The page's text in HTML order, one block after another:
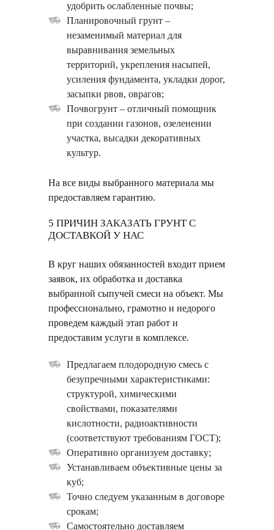
удобрить ослабленные почвы;
Планировочный грунт –
незаменимый материал для
выравнивания земельных
территорий, укрепления насыпей,
усиления фундамента, укладки дорог,
засыпки рвов, оврагов;
Почвогрунт – отличный помощник
при создании газонов, озеленении
участка, высадки декоративных
культур.
На все виды выбранного материала мы
предоставляем гарантию.
5 ПРИЧИН ЗАКАЗАТЬ ГРУНТ С
ДОСТАВКОЙ У НАС
В круг наших обязанностей входит прием
заявок, их обработка и доставка
выбранной сыпучей смеси на объект. Мы
профессионально, грамотно и недорого
проведем каждый этап работ и
предоставим услуги в комплексе.
Предлагаем плодородную смесь с
безупречными характеристиками:
структурой, химическими
свойствами, показателями
кислотности, радиоактивности
(соответствуют требованиям ГОСТ);
Оперативно организуем доставку;
Устанавливаем объективные цены за
куб;
Точно следуем указанным в договоре
срокам;
Самостоятельно доставляем